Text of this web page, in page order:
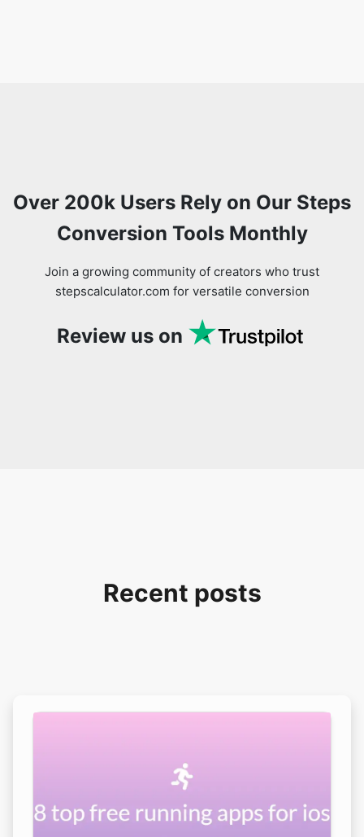
Over 200k Users Rely on Our Steps
Conversion Tools Monthly
Join a growing community of creators who trust
stepscalculator.com for versatile conversion
Review us on
Recent posts